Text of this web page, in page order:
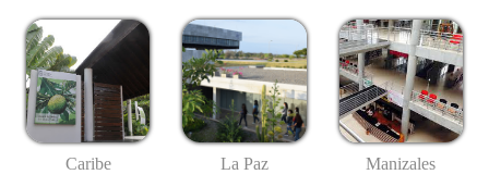
Caribe La Paz Manizales